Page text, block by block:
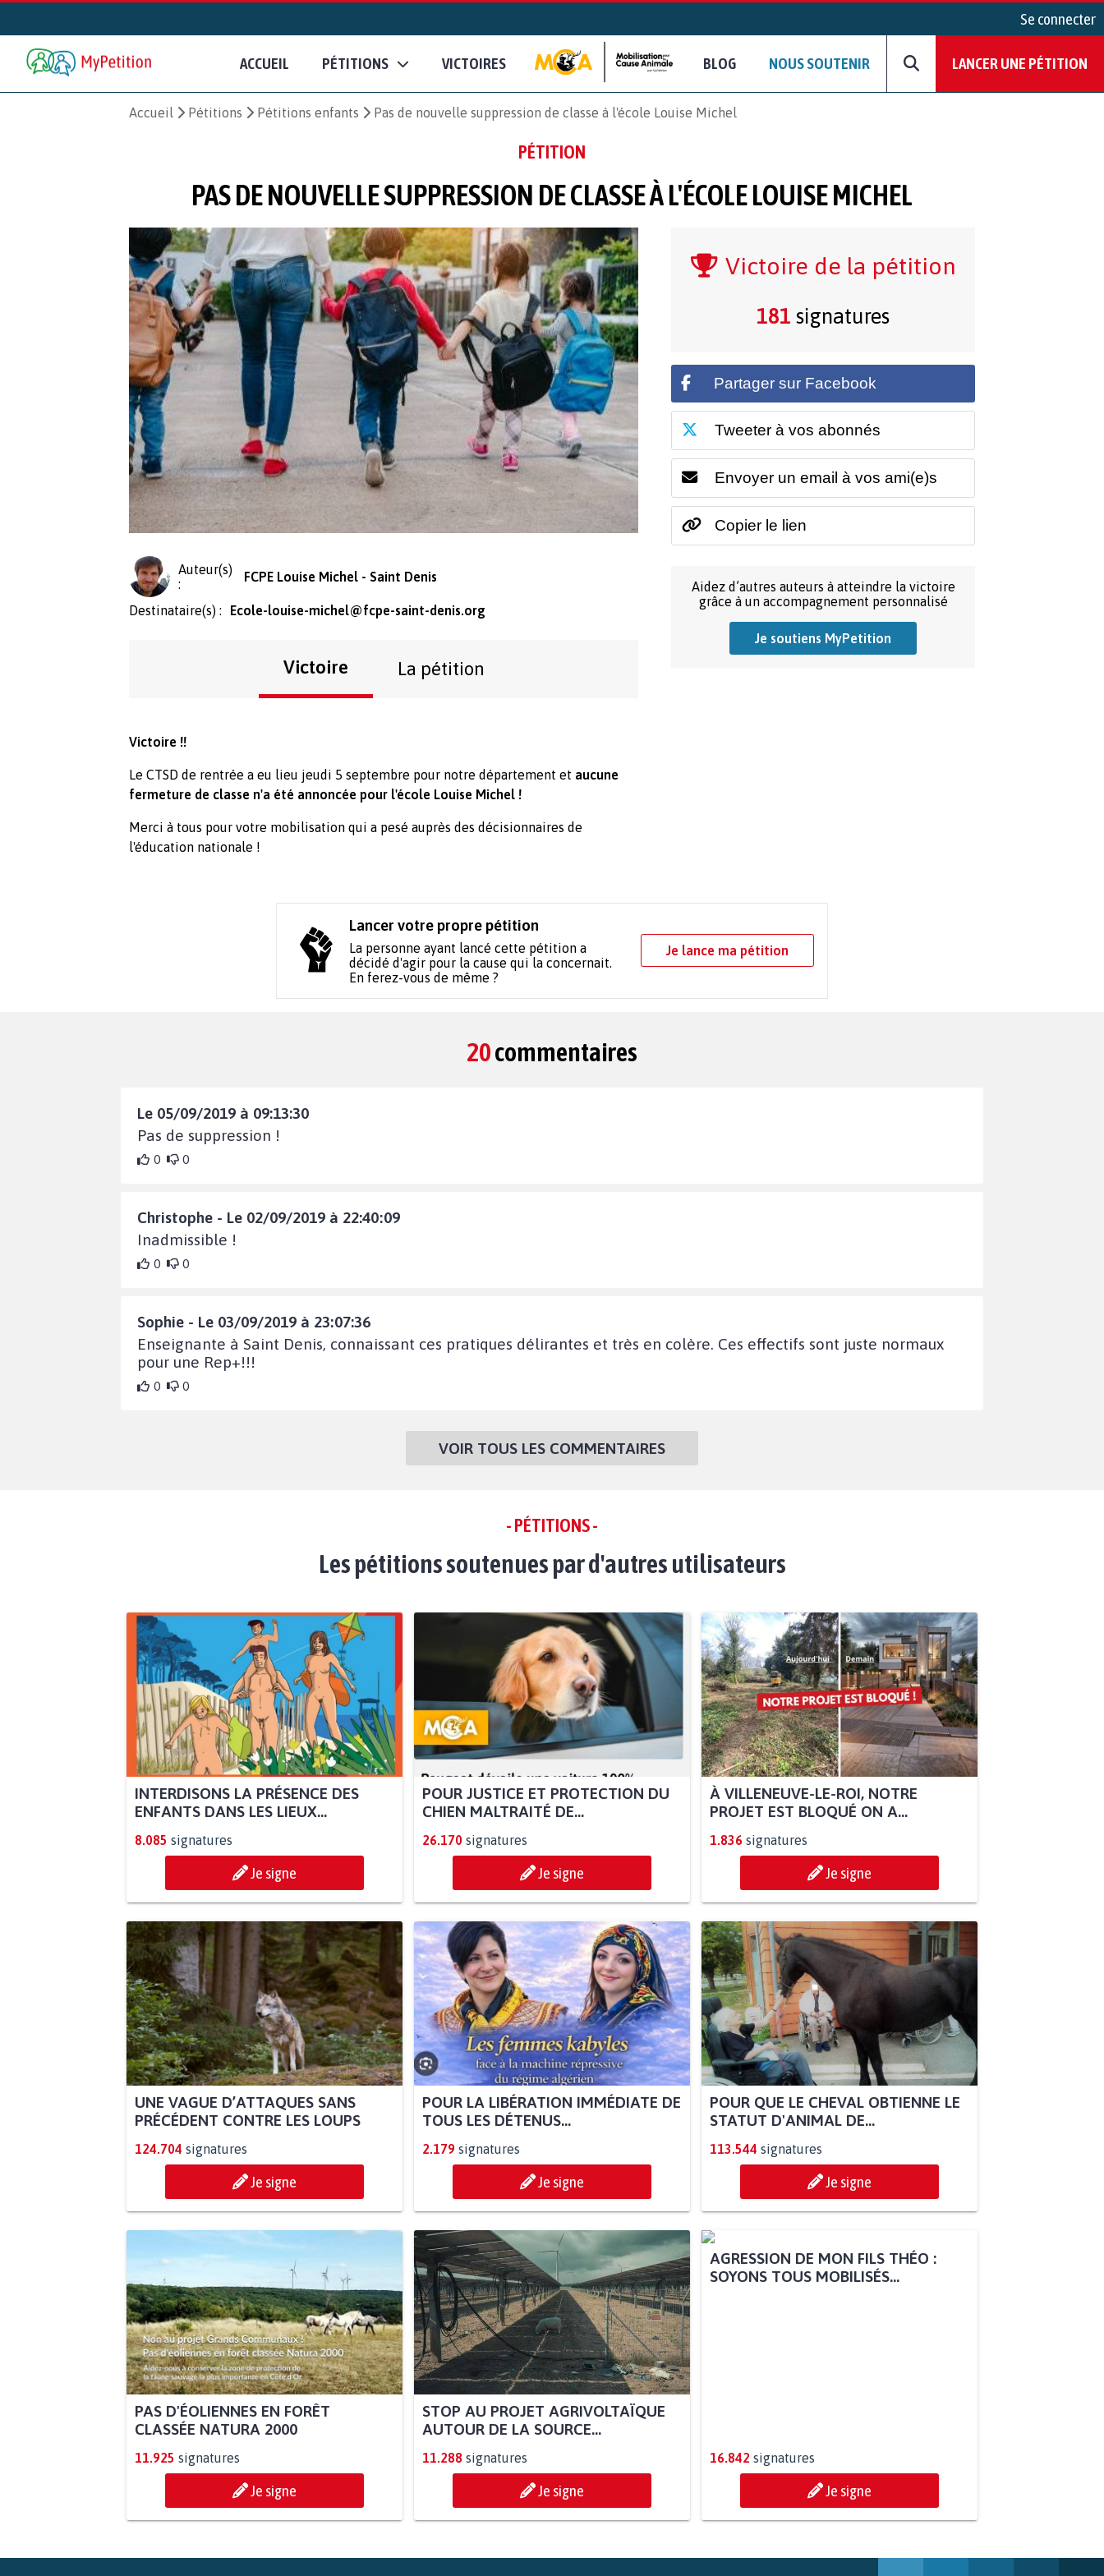
Se connecter
ACCUEIL PÉTITIONS VICTOIRES BLOG NOUS SOUTENIR LANCER UNE PÉTITION
Accueil Pétitions Pétitions enfants Pas de nouvelle suppression de classe à l'école Louise Michel
PÉTITION
PAS DE NOUVELLE SUPPRESSION DE CLASSE À L'ÉCOLE LOUISE MICHEL
Auteur(s)
:
FCPE Louise Michel - Saint Denis
Destinataire(s) : Ecole-louise-michel@fcpe-saint-denis.org
Victoire La pétition
Victoire !!
Le CTSD de rentrée a eu lieu jeudi 5 septembre pour notre département et aucune
fermeture de classe n'a été annoncée pour l'école Louise Michel !
Merci à tous pour votre mobilisation qui a pesé auprès des décisionnaires de
l'éducation nationale !
Victoire de la pétition
181 signatures
Partager sur Facebook
Tweeter à vos abonnés
Envoyer un email à vos ami(e)s
Copier le lien
Aidez d’autres auteurs à atteindre la victoire
grâce à un accompagnement personnalisé
Je soutiens MyPetition
Lancer votre propre pétition
La personne ayant lancé cette pétition a
décidé d'agir pour la cause qui la concernait.
En ferez-vous de même ?
Je lance ma pétition
20commentaires
Le 05/09/2019 à 09:13:30
Pas de suppression !
0 0
Christophe - Le 02/09/2019 à 22:40:09
Inadmissible !
0 0
Sophie - Le 03/09/2019 à 23:07:36
Enseignante à Saint Denis, connaissant ces pratiques délirantes et très en colère. Ces effectifs sont juste normaux
pour une Rep+!!!
0 0
VOIR TOUS LES COMMENTAIRES
- PÉTITIONS -
Les pétitions soutenues par d'autres utilisateurs
INTERDISONS LA PRÉSENCE DES
ENFANTS DANS LES LIEUX...
8.085 signatures
Je signe
POUR JUSTICE ET PROTECTION DU
CHIEN MALTRAITÉ DE...
26.170 signatures
Je signe
À VILLENEUVE-LE-ROI, NOTRE
PROJET EST BLOQUÉ ON A...
1.836 signatures
Je signe
UNE VAGUE D’ATTAQUES SANS
PRÉCÉDENT CONTRE LES LOUPS
124.704 signatures
Je signe
POUR LA LIBÉRATION IMMÉDIATE DE
TOUS LES DÉTENUS...
2.179 signatures
Je signe
POUR QUE LE CHEVAL OBTIENNE LE
STATUT D'ANIMAL DE...
113.544 signatures
Je signe
PAS D'ÉOLIENNES EN FORÊT
CLASSÉE NATURA 2000
11.925 signatures
Je signe
STOP AU PROJET AGRIVOLTAÏQUE
AUTOUR DE LA SOURCE...
11.288 signatures
Je signe
16.842 signatures
Je signe